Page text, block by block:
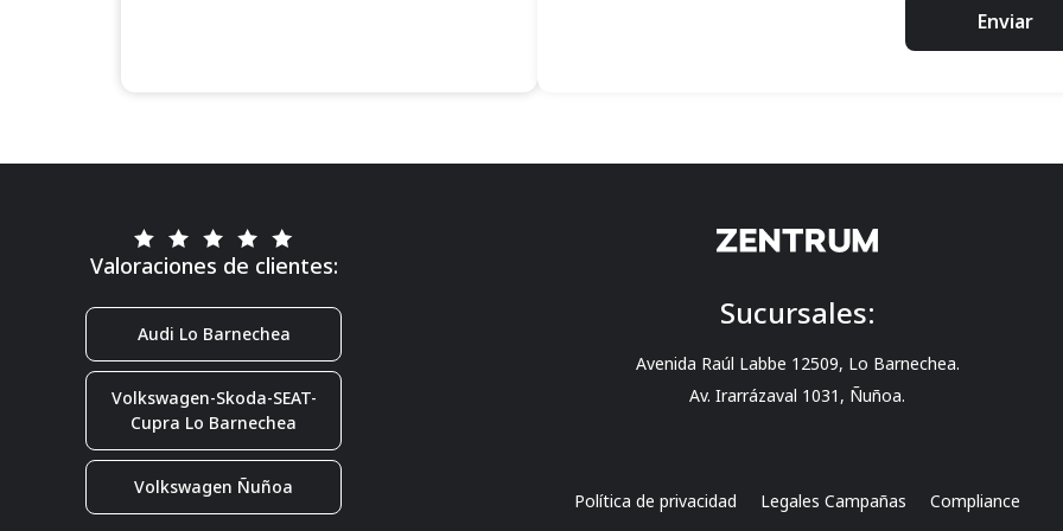
Enviar
Valoraciones de clientes:
Audi Lo Barnechea
Volkswagen-Skoda-SEAT-
Cupra Lo Barnechea
Volkswagen Ñuñoa
Sucursales:
Avenida Raúl Labbe 12509, Lo Barnechea.
Av. Irarrázaval 1031, Ñuñoa.
Política de privacidad Legales Campañas Compliance